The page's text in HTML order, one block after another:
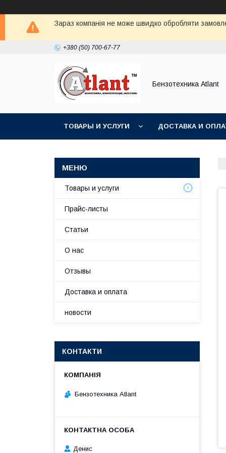
Зараз компанія не може швидко обробляти
+380 (50) 700-67-77
Бензотехника Atlant
ТОВАРЫ И УСЛУГИ ДОСТАВКА И
Товары и услуги
Прайс-листы
Статьи
О нас
Отзывы
Доставка и оплата
новости
КОНТАКТИ
Бензотехника Atlant
Денис